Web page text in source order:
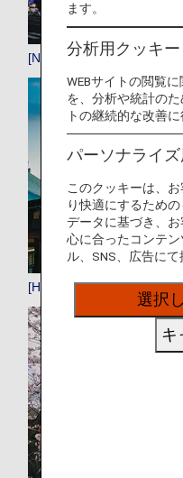
[NRT]成田
[HND]羽田
ます。
分析用クッキー
WEBサイトの閲覧
を、分析や統計のた
トの継続的な改善に
パーソナライ
このクッキーは、
り快適にするため
データに基づき、
心に合ったコンテン
ル、SNS、広告にて
選択
キ